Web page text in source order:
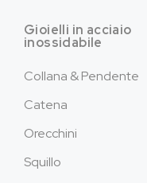
Gioielli in acciaio
inossidabile
Collana & Pendente
Catena
Orecchini
Squillo